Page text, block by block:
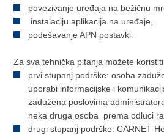
povezivanje uređaja na bežičnu
instalaciju aplikacija na uređaje,
podešavanje APN postavki.
Za sva tehnička pitanja možete
prvi stupanj podrške: osoba
uporabi informacijske i
zadužena poslovima
neka druga osoba prema odluci
drugi stupanj podrške: CARNET